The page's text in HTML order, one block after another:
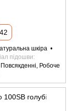
42
шкіра
підошви
Робоче